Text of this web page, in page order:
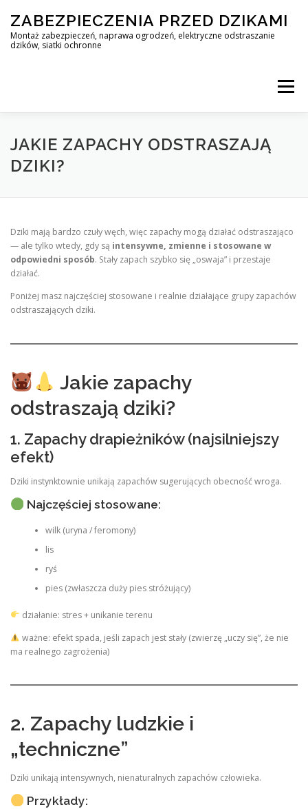
content
ZABEZPIECZENIA PRZED DZIKAMI
Montaż zabezpieczeń, naprawa ogrodzeń, elektryczne odstraszanie
dzików, siatki ochronne
Menu
STOP DZIK
ZABEZPIECZENIA PRZED DZIKAMI BLOG
KONTAKT
JAKIE ZAPACHY ODSTRASZAJĄ
DZIKI?
Dziki mają bardzo czuły węch, więc zapachy mogą działać odstraszająco
— ale tylko wtedy, gdy są intensywne, zmienne i stosowane w
odpowiedni sposób. Stały zapach szybko się „oswaja” i przestaje
działać.
Poniżej masz najczęściej stosowane i realnie działające grupy zapachów
odstraszających dziki.
Jakie zapachy
odstraszają dziki?
1. Zapachy drapieżników (najsilniejszy
efekt)
Dziki instynktownie unikają zapachów sugerujących obecność wroga.
Najczęściej stosowane:
wilk (uryna / feromony)
lis
ryś
pies (zwłaszcza duży pies stróżujący)
działanie: stres + unikanie terenu
ważne: efekt spada, jeśli zapach jest stały (zwierzę „uczy się”, że nie
ma realnego zagrożenia)
2. Zapachy ludzkie i
„techniczne”
Dziki unikają intensywnych, nienaturalnych zapachów człowieka.
Przykłady: